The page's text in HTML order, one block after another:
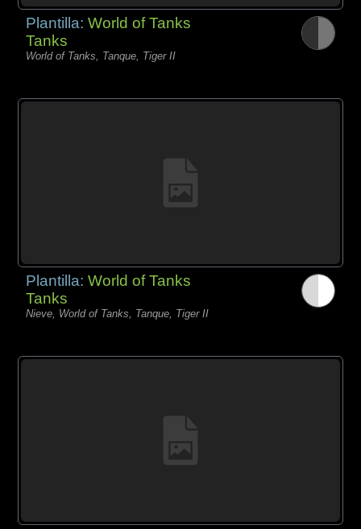
Plantilla:World of Tanks
Tanks
World of Tanks, Tanque, Tiger II
Plantilla:World of Tanks
Tanks
Nieve, World of Tanks, Tanque, Tiger II